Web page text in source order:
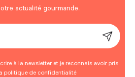
actualité gourmande.
à la newsletter et je reconnais avoir pris
politique de confidentialité